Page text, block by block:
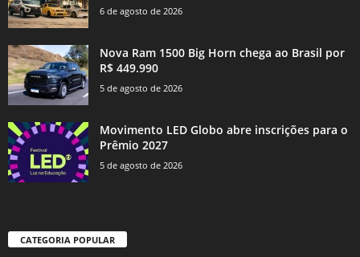
6 de agosto de 2026
Nova Ram 1500 Big Horn chega ao Brasil por
R$ 449.990
5 de agosto de 2026
Movimento LED Globo abre inscrições para o
Prêmio 2027
5 de agosto de 2026
CATEGORIA POPULAR